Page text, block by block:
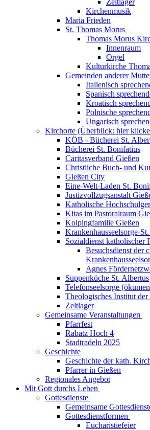
Kirchenmusik
Maria Frieden
St. Thomas Morus
Thomas Morus
Innenraum
Orgel
Kulturkirche
Gemeinden anderer
Italienisch
Spanisch
Kroatisch
Polnische
Ungarisch
Kirchorte (Überblick: hier
KÖB - Bücherei St.
Bücherei St. Bonifatius
Caritasverband Gießen
Christliche Buch- und
Gießen City
Eine-Welt-Laden St.
Justizvollzugsanstalt
Katholische
Kitas im Pastoralraum
Kolpingfamilie Gießen
Krankenhausseelsorge-
Sozialdienst katholischer
Besuchsdienst der
Agnes
Suppenküche St. Albertus
Telefonseelsorge
Theologisches Institut
Zeltlager
Gemeinsame Veranstaltungen
Pfarrfest
Rabatz Hoch 4
Stadtradeln 2025
Geschichte
Geschichte der kath.
Pfarrer in Gießen
Regionales Angebot
Mit Gott durchs Leben
Gottesdienste
Gemeinsame
Gottesdienstformen
Eucharistiefeier